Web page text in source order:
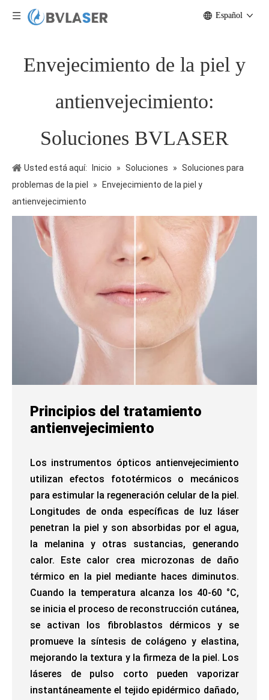
Español
Envejecimiento de la piel y
antienvejecimiento:
Soluciones BVLASER
Usted está aquí: Inicio » Soluciones » Soluciones para
problemas de la piel
»
Envejecimiento de la piel y
antienvejecimiento
Principios del tratamiento
antienvejecimiento
Los instrumentos ópticos antienvejecimiento
utilizan efectos fototérmicos o mecánicos
para estimular la regeneración celular de la piel.
Longitudes de onda específicas de luz láser
penetran la piel y son absorbidas por el agua,
la melanina y otras sustancias, generando
calor. Este calor crea microzonas de daño
térmico en la piel mediante haces diminutos.
Cuando la temperatura alcanza los 40-60 °C,
se inicia el proceso de reconstrucción cutánea,
se activan los fibroblastos dérmicos y se
promueve la síntesis de colágeno y elastina,
mejorando la textura y la firmeza de la piel. Los
láseres de pulso corto pueden vaporizar
instantáneamente el tejido epidérmico dañado,